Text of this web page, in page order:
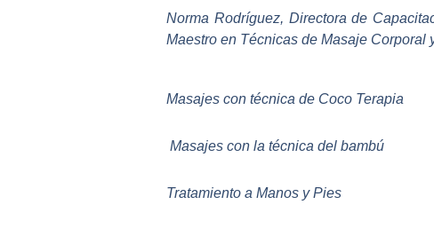
Norma Rodríguez, Directora de
Maestro en Técnicas de Masaje Corporal
Masajes con técnica de Coco Terapia
Masajes con la técnica del bambú
Tratamiento a Manos y Pies